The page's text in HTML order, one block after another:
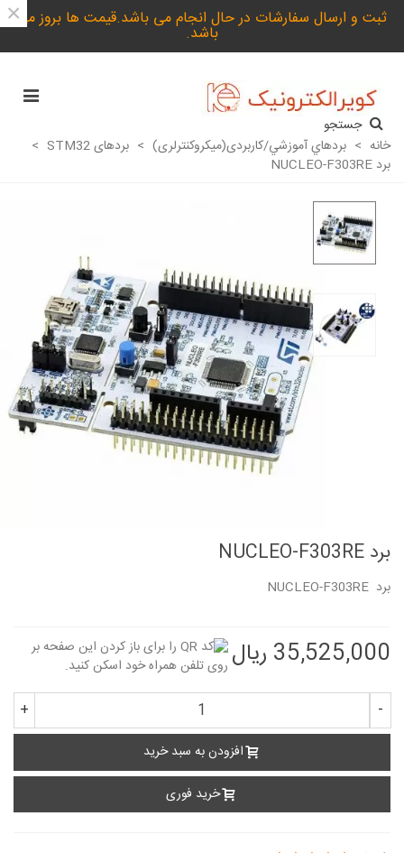
ثبت و ارسال سفارشات در حال انجام می باشد.قیمت ها بروز می
باشد.
×
جستجو
خانه > بردهاي آموزشي/کاربردی(میکروکنترلری) > بردهای STM32
>
برد NUCLEO-F303RE
برد NUCLEO-F303RE
برد NUCLEO-F303RE
35,525,000 ریال
-
+
افزودن به سبد خرید
خرید فوری